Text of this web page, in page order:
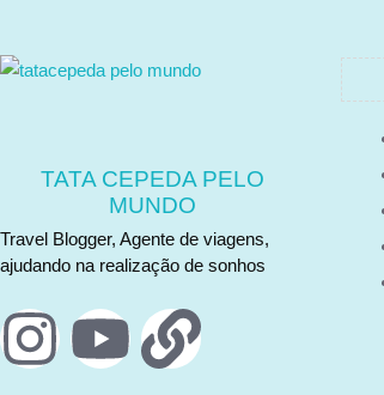
TATA CEPEDA PELO
MUNDO
Travel Blogger, Agente de viagens,
ajudando na realização de sonhos